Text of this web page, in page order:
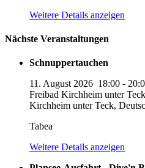
Weitere Details anzeigen
Nächste Veranstaltungen
Schnuppertauchen
11. August 2026 18:00 -
Freibad Kirchheim unter
Kirchheim unter Teck,
Tabea
Weitere Details anzeigen